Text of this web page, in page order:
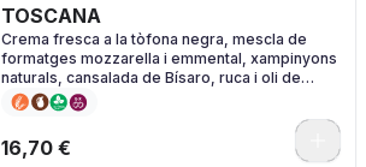
TOSCANA
Crema fresca a la tòfona negra, mescla de
formatges mozzarella i emmental, xampinyons
naturals, cansalada de Bísaro, ruca i oli de
tòfona
16,70 €